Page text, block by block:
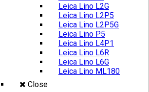
Leica Lino L2G
Leica Lino L2P5
Leica Lino L2P5G
Leica Lino P5
Leica Lino L4P1
Leica Lino L6R
Leica Lino L6G
Leica Lino ML180
Close